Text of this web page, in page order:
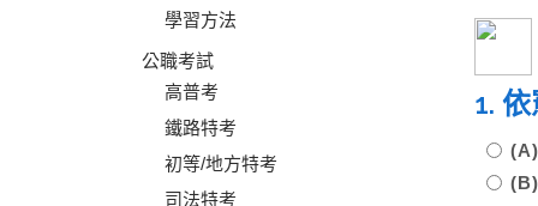
學習方法
公職考試
高普考
鐵路特考
初等/地方特考
司法特考
1.